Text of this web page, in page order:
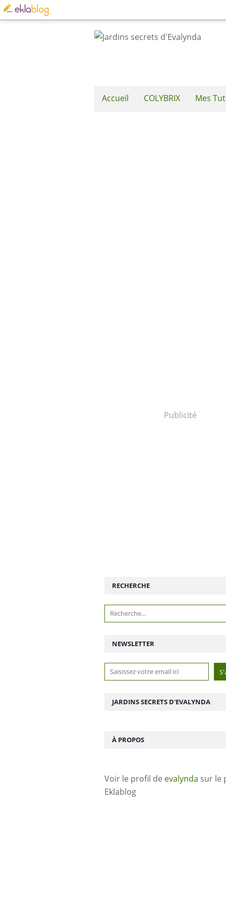
Accueil COLYBRIX Mes
Publicité
NEWSLETTER
RECHERCHE
JARDINS SECRETS D'EVALYNDA
À PROPOS
Voir le profil de evalynda sur le
Eklablog